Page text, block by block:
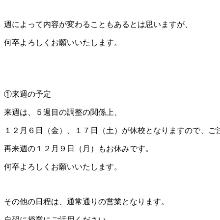
週によって内容が変わることもあるとは思いますが、
何卒よろしくお願いいたします。
①来週の予定
来週は、５週目の調整の関係上、
１２月６日（金）、１７日（土）が休校となりますので、ご
再来週の１２月９日（月）もお休みです。
何卒よろしくお願いいたします。
その他の日程は、通常通りの営業となります。